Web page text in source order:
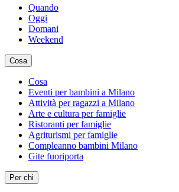
Quando
Oggi
Domani
Weekend
Cosa
Cosa
Eventi per bambini a Milano
Attività per ragazzi a Milano
Arte e cultura per famiglie
Ristoranti per famiglie
Agriturismi per famiglie
Compleanno bambini Milano
Gite fuoriporta
Per chi